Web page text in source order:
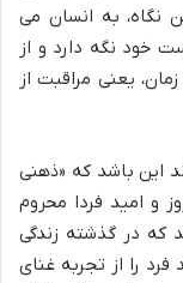
نگاه، به انسان می
خود نگه دارد و از
یعنی مراقبت از
این باشد که «ذهنی
و امید فردا محروم
که در گذشته زندگی
را از تجربه غنای